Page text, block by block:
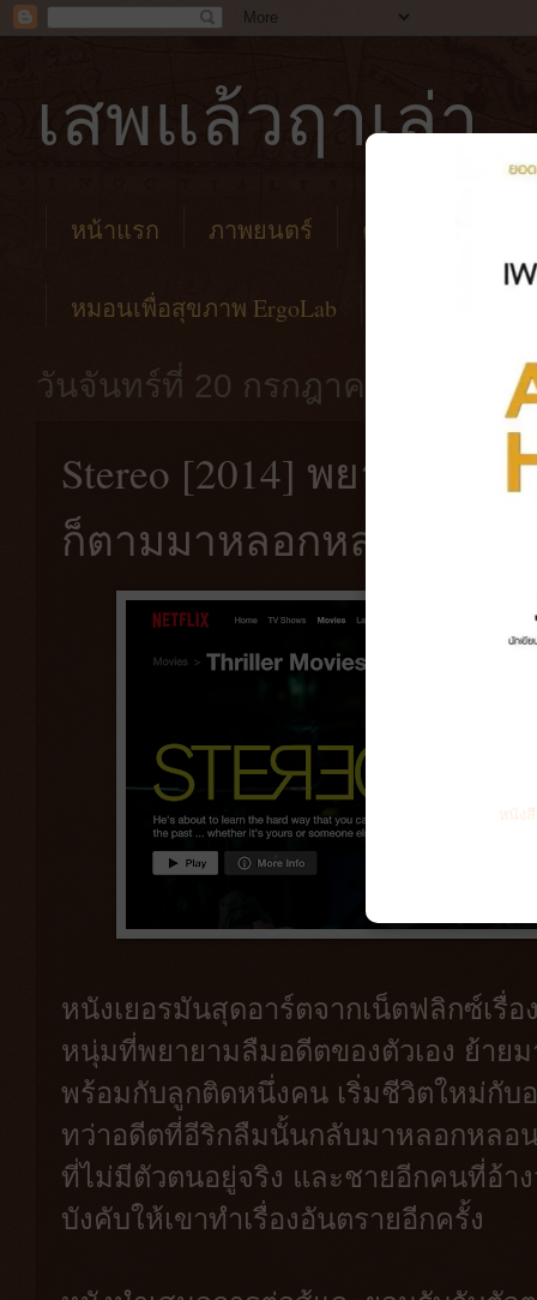
เสพแล้วฤาเล่า
หน้าแรก ภาพยนตร์ คาเฟ่
หมอนเพื่อสุขภาพ ErgoLab
วันจันทร์ที่ 20 กรกฎาคม พ.ศ.
Stereo [2014] พยายามลื
ก็ตามมาหลอกหลอนคุณต
หนังเยอรมันสุดอาร์ตจากเน็ตฟลิกซ์เรื่อ
หนุ่มที่พยายามลืมอดีตของตัวเอง ย้าย
พร้อมกับลูกติดหนึ่งคน เริ่มชีวิตใหม่กับ
ทว่าอดีตที่อีริกลืมนั้นกลับมาหลอกหลอ
ที่ไม่มีตัวตนอยู่จริง และชายอีกคนที่อ้า
บังคับให้เขาทำเรื่องอันตรายอีกครั้ง
หนัง